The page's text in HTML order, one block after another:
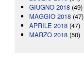
GIUGNO 2018 (49)
MAGGIO 2018 (47)
APRILE 2018 (47)
MARZO 2018 (50)